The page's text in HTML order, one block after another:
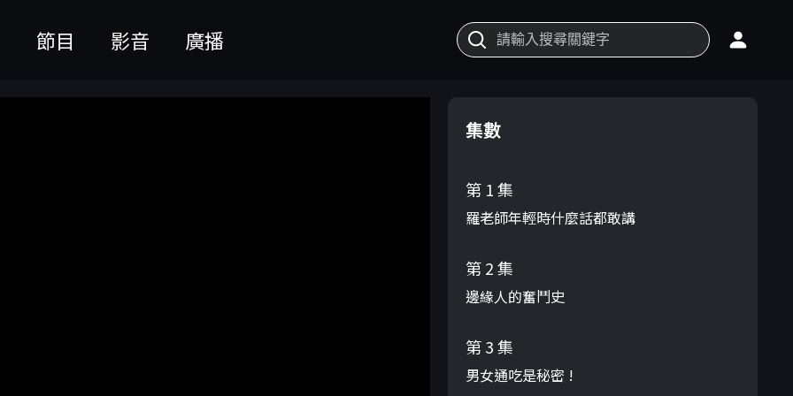
節目 影音 廣播
集數
第 1 集
羅老師年輕時什麼話都敢講
第 2 集
邊緣人的奮鬥史
第 3 集
男女通吃是秘密 !